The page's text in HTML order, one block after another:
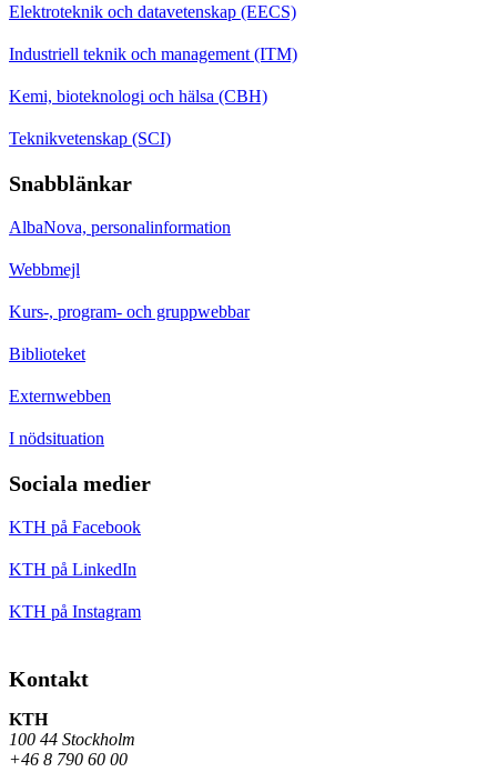
Elektroteknik och datavetenskap (EECS)
Industriell teknik och management (ITM)
Kemi, bioteknologi och hälsa (CBH)
Teknikvetenskap (SCI)
Snabblänkar
AlbaNova, personalinformation
Webbmejl
Kurs-, program- och gruppwebbar
Biblioteket
Externwebben
I nödsituation
Sociala medier
KTH på Facebook
KTH på LinkedIn
KTH på Instagram
Kontakt
KTH
100 44 Stockholm
+46 8 790 60 00